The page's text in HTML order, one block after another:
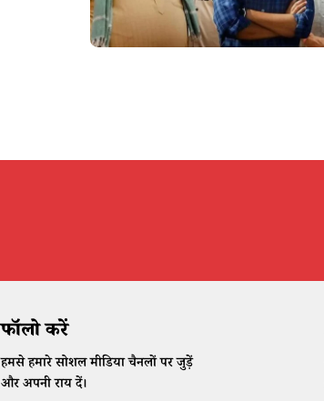
फॉलो करें
हमसे हमारे सोशल मीडिया चैनलों पर जुड़ें
और अपनी राय दें।